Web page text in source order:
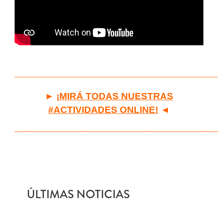
► ¡MIRÁ TODAS NUESTRAS
#ACTIVIDADES ONLINE! ◄
ÚLTIMAS NOTICIAS